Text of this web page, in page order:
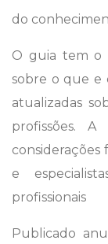
do
O guia tem o
sobre o que e
atualizadas
profissões.
considerações
e
profissionais
Publicado